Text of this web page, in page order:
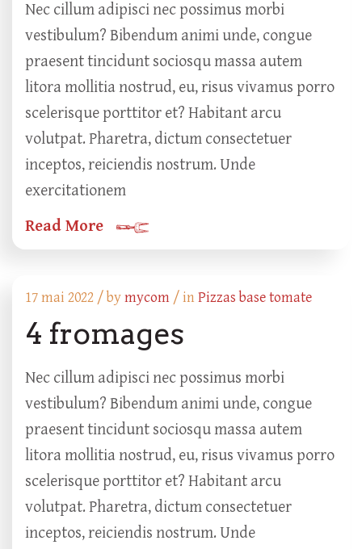
Nec cillum adipisci nec possimus morbi
vestibulum? Bibendum animi unde, congue
praesent tincidunt sociosqu massa autem
litora mollitia nostrud, eu, risus vivamus porro
scelerisque porttitor et? Habitant arcu
volutpat. Pharetra, dictum consectetuer
inceptos, reiciendis nostrum. Unde
exercitationem
Read More
17 mai 2022 /bymycom / inPizzas base tomate
4 fromages
Nec cillum adipisci nec possimus morbi
vestibulum? Bibendum animi unde, congue
praesent tincidunt sociosqu massa autem
litora mollitia nostrud, eu, risus vivamus porro
scelerisque porttitor et? Habitant arcu
volutpat. Pharetra, dictum consectetuer
inceptos, reiciendis nostrum. Unde